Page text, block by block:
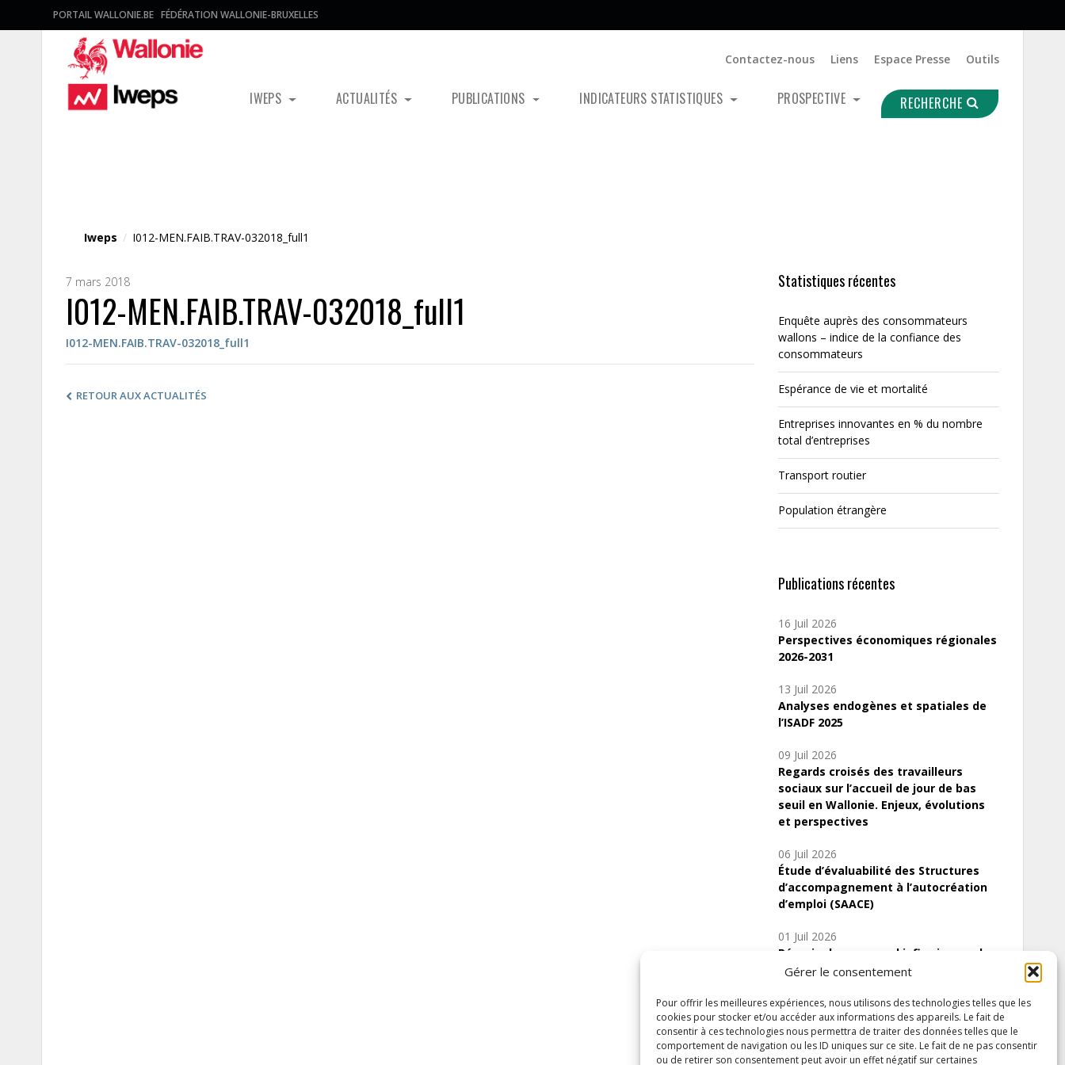
Gérer le consentement
Pour offrir les meilleures expériences, nous utilisons des technologies telles que les
cookies pour stocker et/ou accéder aux informations des appareils. Le fait de
consentir à ces technologies nous permettra de traiter des données telles que le
comportement de navigation ou les ID uniques sur ce site. Le fait de ne pas consentir
ou de retirer son consentement peut avoir un effet négatif sur certaines
PORTAIL WALLONIE.BE FÉDÉRATION WALLONIE-BRUXELLES
Contactez-nous Liens Espace Presse Outils
IWEPS ACTUALITÉS PUBLICATIONS INDICATEURS STATISTIQUES PROSPECTIVE RECHERCHE
Iweps / I012-MEN.FAIB.TRAV-032018_full1
7 mars 2018
I012-MEN.FAIB.TRAV-032018_full1
I012-MEN.FAIB.TRAV-032018_full1
RETOUR AUX ACTUALITÉS
Statistiques récentes
Enquête auprès des consommateurs
wallons – indice de la confiance des
consommateurs
Espérance de vie et mortalité
Entreprises innovantes en % du nombre
total d’entreprises
Transport routier
Population étrangère
Publications récentes
16 Juil 2026
Perspectives économiques régionales
2026-2031
13 Juil 2026
Analyses endogènes et spatiales de
l’ISADF 2025
09 Juil 2026
Regards croisés des travailleurs
sociaux sur l’accueil de jour de bas
seuil en Wallonie. Enjeux, évolutions
et perspectives
06 Juil 2026
Étude d’évaluabilité des Structures
d’accompagnement à l’autocréation
d’emploi (SAACE)
01 Juil 2026
Pénurie du personnel infirmier :quels
indicateurs d’offre de soins pour
Inscrivez-vous à notre newsletter